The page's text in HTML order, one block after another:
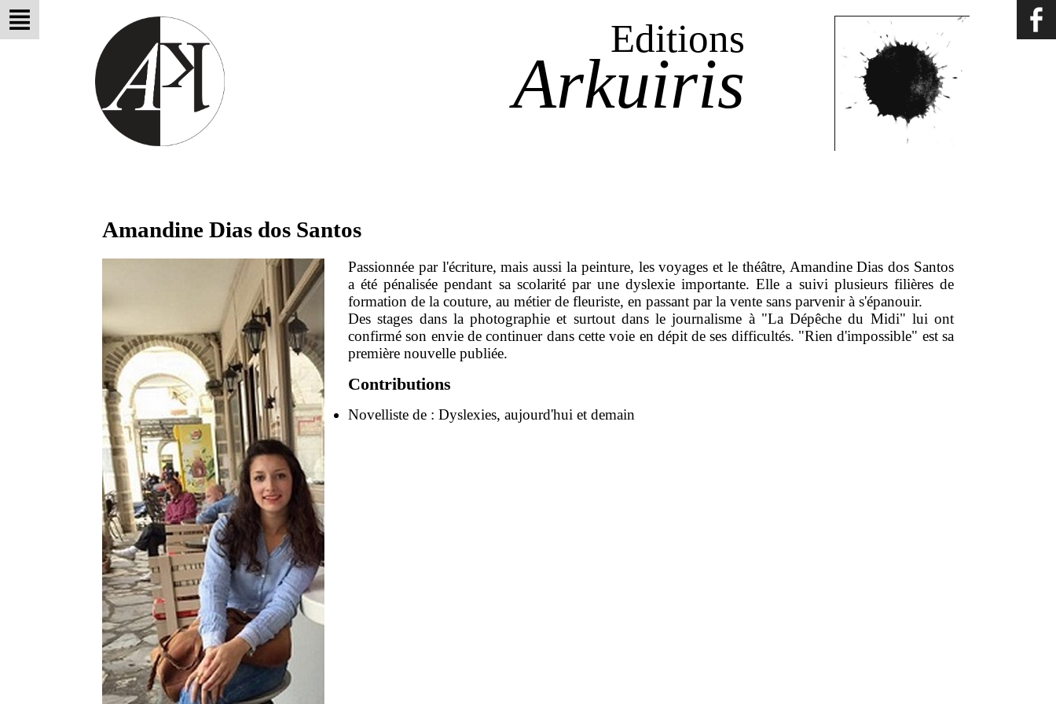
Editions
Arkuiris
Amandine Dias dos Santos
Passionnée par l'écriture, mais aussi la peinture, les voyages et le théâtre, Amandine Dias dos Santos
a été pénalisée pendant sa scolarité par une dyslexie importante. Elle a suivi plusieurs filières de
formation de la couture, au métier de fleuriste, en passant par la vente sans parvenir à s'épanouir.
Des stages dans la photographie et surtout dans le journalisme à "La Dépêche du Midi" lui ont
confirmé son envie de continuer dans cette voie en dépit de ses difficultés. "Rien d'impossible" est sa
première nouvelle publiée.
Contributions
Novelliste de : Dyslexies, aujourd'hui et demain